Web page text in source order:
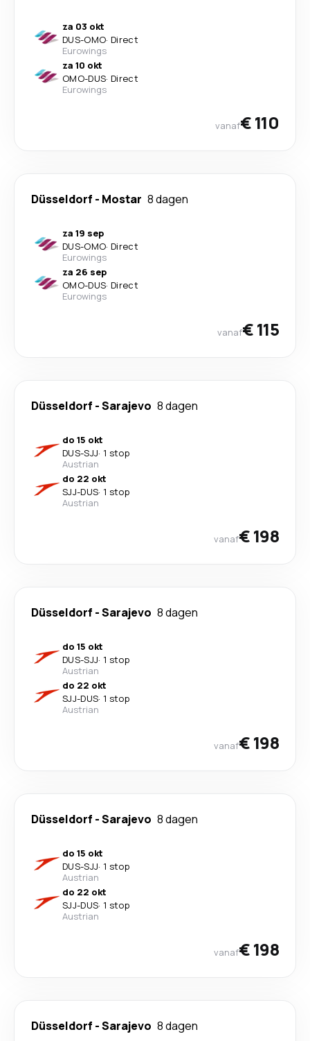
za 03 okt
DUS-OMO· Direct
Eurowings
za 10 okt
OMO-DUS· Direct
Eurowings
vanaf€ 110
Düsseldorf - Mostar 8 dagen
za 19 sep
DUS-OMO· Direct
Eurowings
za 26 sep
OMO-DUS· Direct
Eurowings
vanaf€ 115
Düsseldorf -Sarajevo 8 dagen
do 15 okt
DUS-SJJ· 1 stop
Austrian
do 22 okt
SJJ-DUS· 1 stop
Austrian
vanaf€ 198
Düsseldorf -Sarajevo 8 dagen
do 15 okt
DUS-SJJ· 1 stop
Austrian
do 22 okt
SJJ-DUS· 1 stop
Austrian
vanaf€ 198
Düsseldorf -Sarajevo 8 dagen
do 15 okt
DUS-SJJ· 1 stop
Austrian
do 22 okt
SJJ-DUS· 1 stop
Austrian
vanaf€ 198
Düsseldorf -Sarajevo 8 dagen